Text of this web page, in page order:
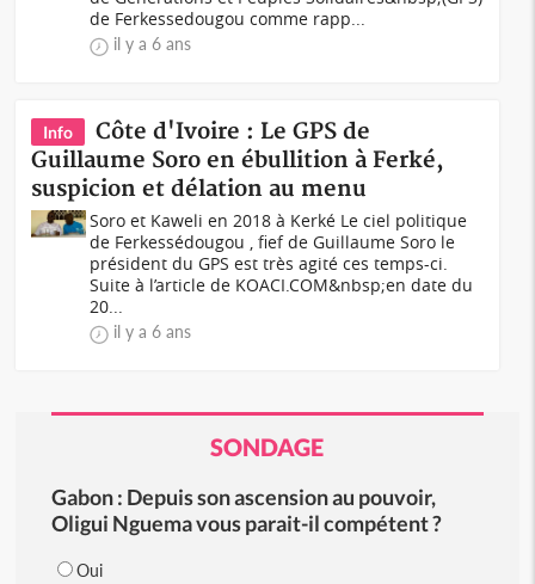
de Ferkessedougou comme rapp...
il y a 6 ans
Info
Côte d'Ivoire : Le GPS de
Guillaume Soro en ébullition à Ferké,
suspicion et délation au menu
Soro et Kaweli en 2018 à Kerké Le ciel politique
de Ferkessédougou , fief de Guillaume Soro le
président du GPS est très agité ces temps-ci.
Suite à l’article de KOACI.COM&nbsp;en date du
20...
il y a 6 ans
SONDAGE
Gabon : Depuis son ascension au pouvoir,
Oligui Nguema vous parait-il compétent ?
Oui